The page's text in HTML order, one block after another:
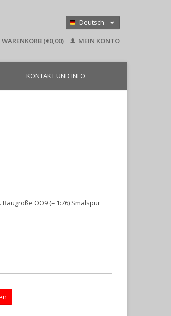
Deutsch
English
WARENKORB (€0,00) MEIN KONTO
KONTAKT UND INFO
OO9 (= 1:76) Smalspur